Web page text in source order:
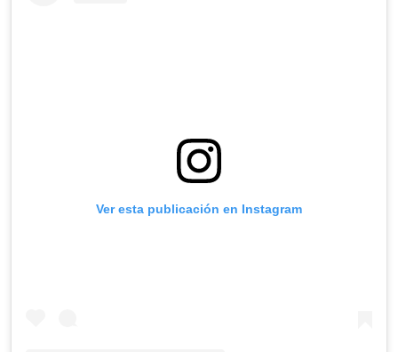
Ver esta publicación en Instagram